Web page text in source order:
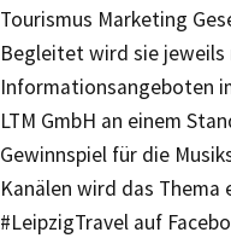
Tourismus Marketing
Begleitet wird sie jeweils
Informationsangeboten
LTM GmbH an einem
Gewinnspiel für die
Kanälen wird das Thema
#LeipzigTravel auf